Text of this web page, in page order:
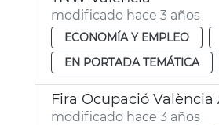
modificado hace 3 años
ECONOMÍA Y EMPLEO
EN PORTADA TEMÁTICA
Fira Ocupació València
modificado hace 3 años